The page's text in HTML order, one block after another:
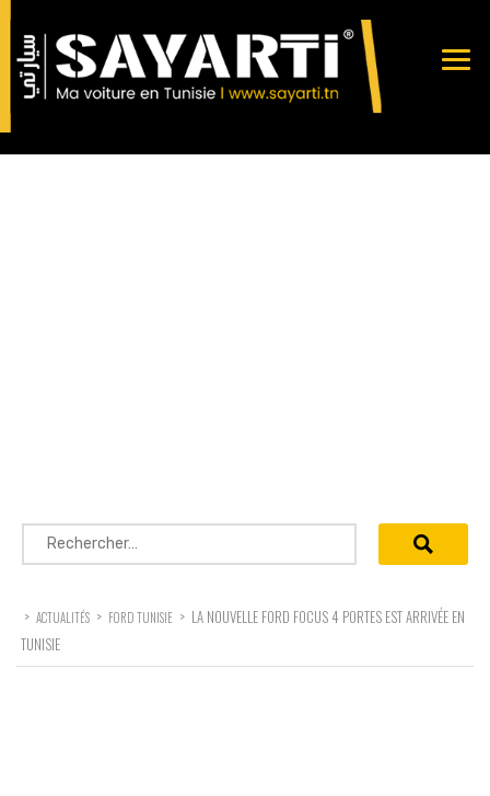
Rechercher :
> ACTUALITÉS > FORD TUNISIE > LA NOUVELLE FORD FOCUS 4 PORTES EST ARRIVÉE EN
TUNISIE